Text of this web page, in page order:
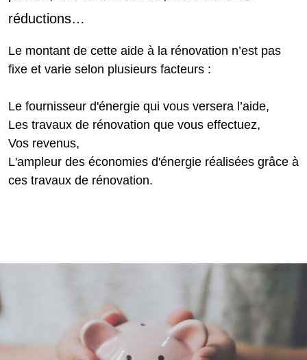
réductions…
Le montant de cette aide à la rénovation n’est pas
fixe et varie selon plusieurs facteurs :
Le fournisseur d'énergie qui vous versera l’aide,
Les travaux de rénovation que vous effectuez,
Vos revenus,
L'ampleur des économies d'énergie réalisées grâce à
ces travaux de rénovation.